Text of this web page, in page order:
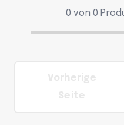
0 von 0